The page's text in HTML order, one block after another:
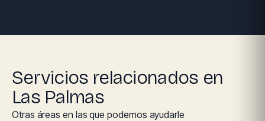
Servicios relacionados en
Las Palmas
Otras áreas en las que podemos ayudarle